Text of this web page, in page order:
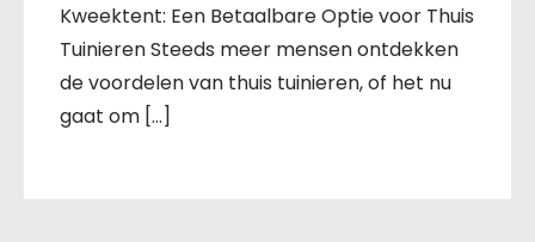
Kweektent: Een Betaalbare Optie voor Thuis
Tuinieren Steeds meer mensen ontdekken
de voordelen van thuis tuinieren, of het nu
gaat om […]